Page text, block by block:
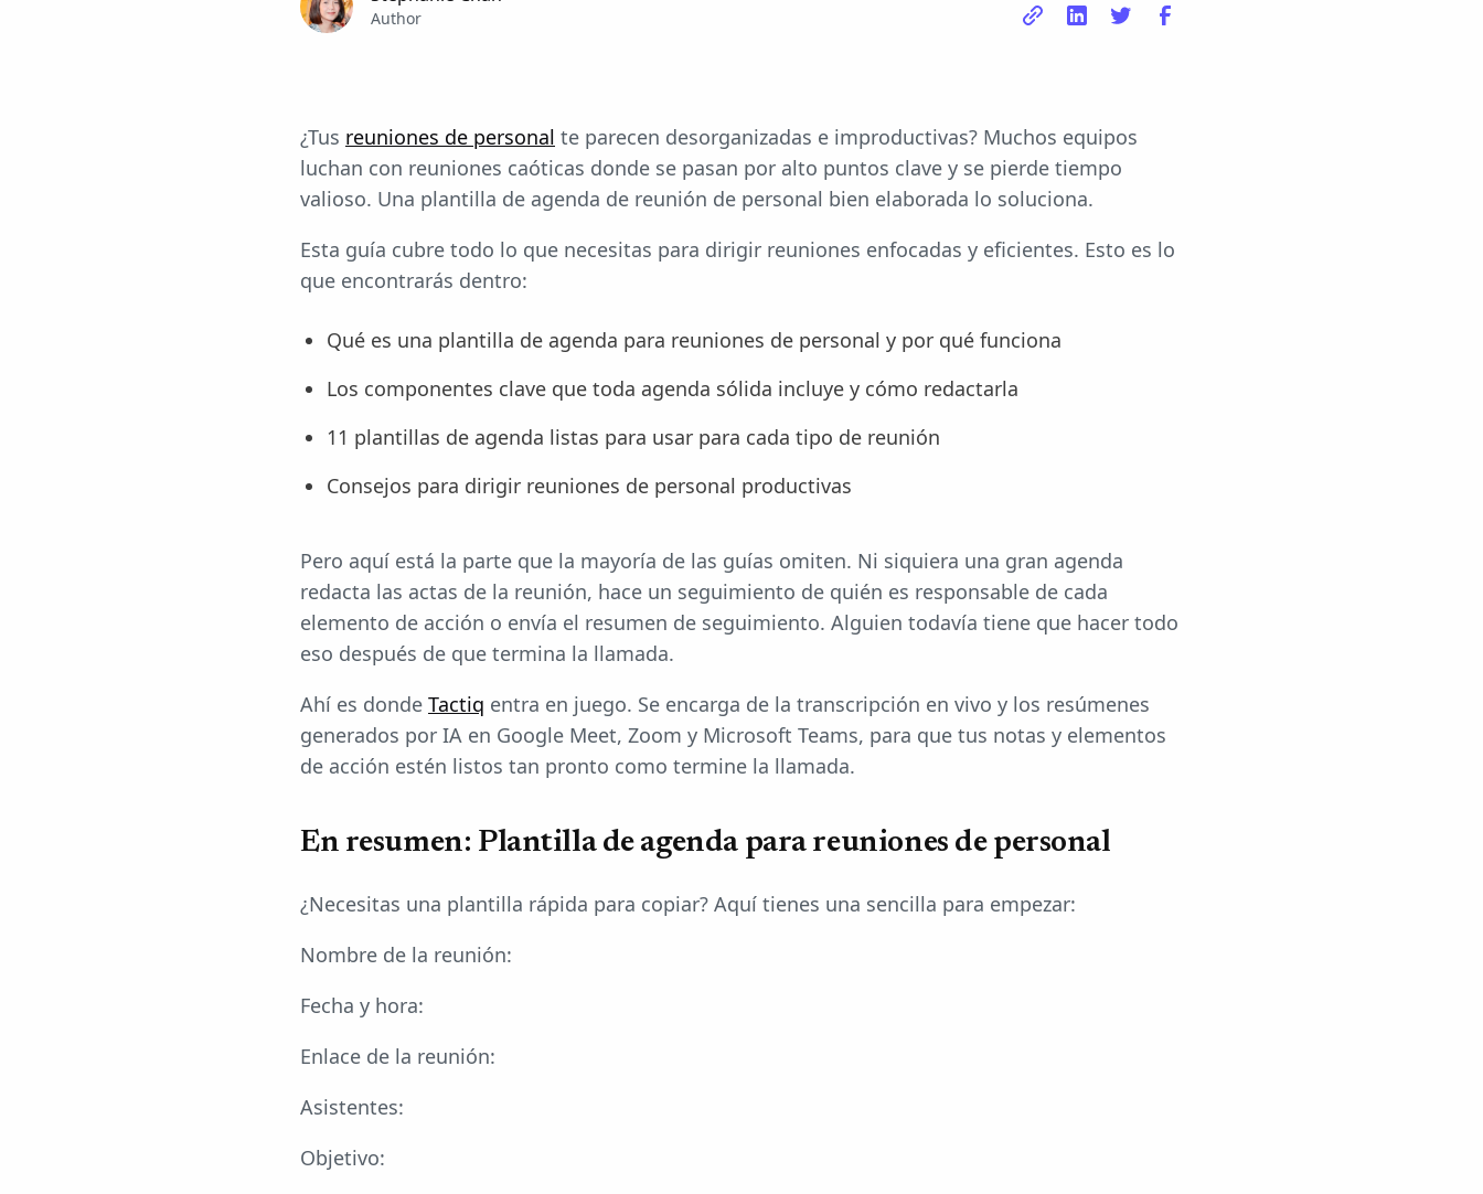
Author
¿Tus reuniones de personal te parecen desorganizadas e improductivas? Muchos equipos
luchan con reuniones caóticas donde se pasan por alto puntos clave y se pierde tiempo
valioso. Una plantilla de agenda de reunión de personal bien elaborada lo soluciona.
Esta guía cubre todo lo que necesitas para dirigir reuniones enfocadas y eficientes. Esto es lo
que encontrarás dentro:
Qué es una plantilla de agenda para reuniones de personal y por qué funciona
Los componentes clave que toda agenda sólida incluye y cómo redactarla
11 plantillas de agenda listas para usar para cada tipo de reunión
Consejos para dirigir reuniones de personal productivas
Pero aquí está la parte que la mayoría de las guías omiten. Ni siquiera una gran agenda
redacta las actas de la reunión, hace un seguimiento de quién es responsable de cada
elemento de acción o envía el resumen de seguimiento. Alguien todavía tiene que hacer todo
eso después de que termina la llamada.
Ahí es donde Tactiq entra en juego. Se encarga de la transcripción en vivo y los resúmenes
generados por IA en Google Meet, Zoom y Microsoft Teams, para que tus notas y elementos
de acción estén listos tan pronto como termine la llamada.
En resumen: Plantilla de agenda para reuniones de personal
¿Necesitas una plantilla rápida para copiar? Aquí tienes una sencilla para empezar:
Nombre de la reunión:
Fecha y hora:
Enlace de la reunión:
Asistentes:
Objetivo: